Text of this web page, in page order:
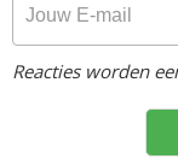
Reacties worden